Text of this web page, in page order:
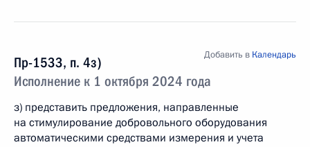
Пр-1533, п. 4з)
Исполнение к 1 октября 2024 года
Добавить в Календарь
з) представить предложения, направленные
на стимулирование добровольного оборудования
автоматическими средствами измерения и учета